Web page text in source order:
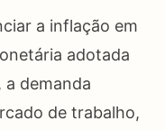
a inflação em
adotada
a demanda
de trabalho,